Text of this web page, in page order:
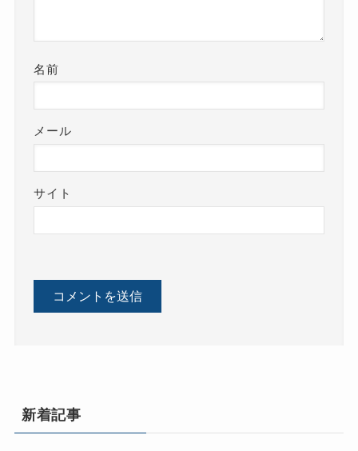
名前
メール
サイト
新着記事